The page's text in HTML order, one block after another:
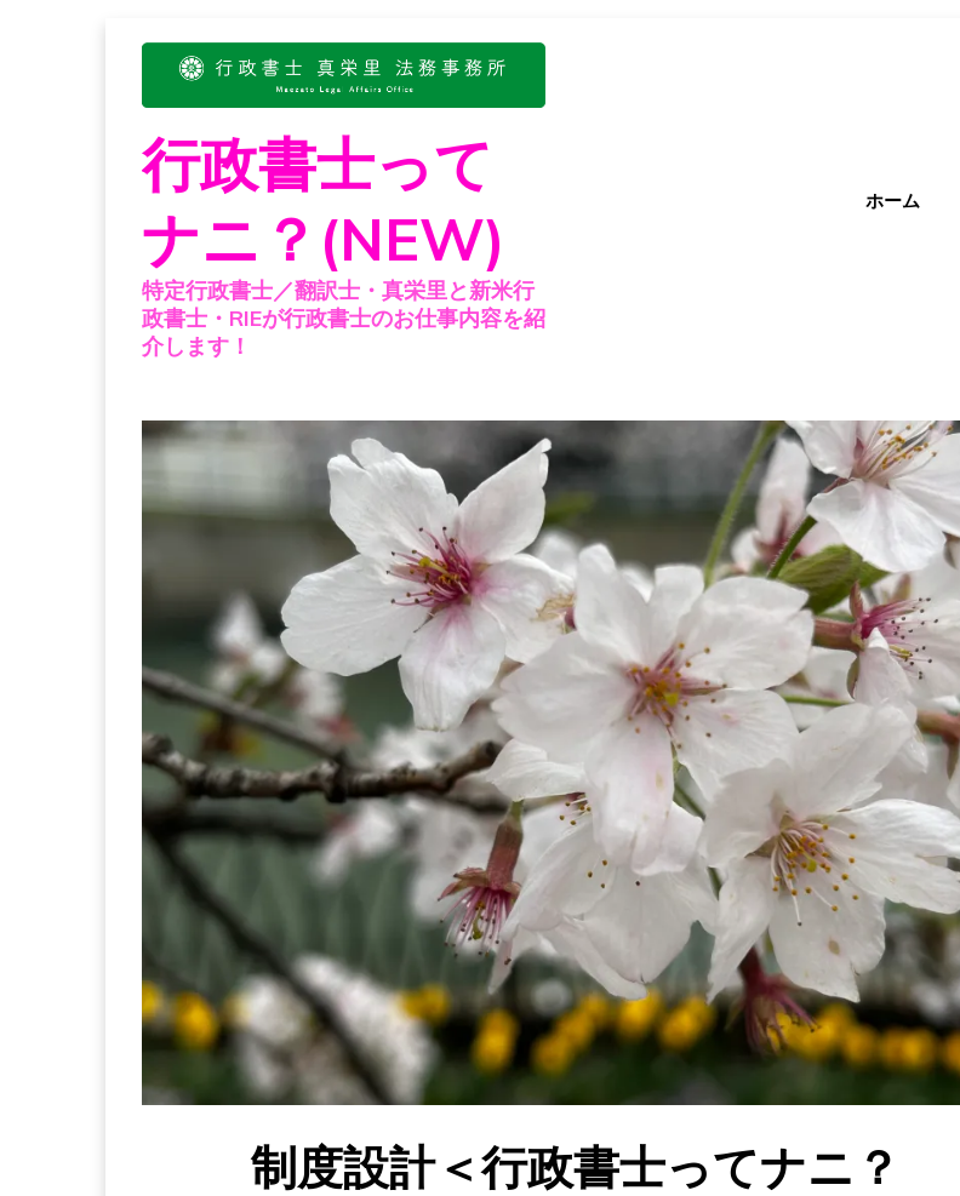
Skip
行政書士って
ナニ？(NEW)
特定行政書士／翻訳士・真栄里と新米行
政書士・RIEが行政書士のお仕事内容を紹
介します！
ホーム
制度設計＜行政書士ってナニ？